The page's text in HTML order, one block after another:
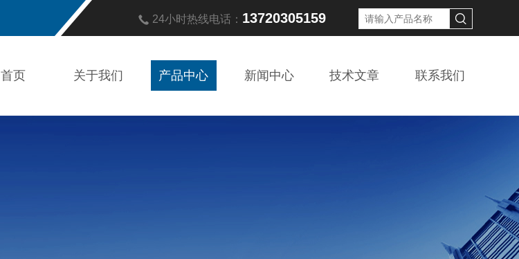
24小时热线电话： 13720305159
首页 关于我们 产品中心 新闻中心 技术文章 联系我们